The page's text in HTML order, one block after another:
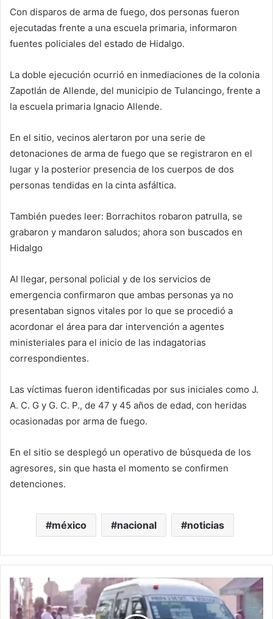
Con disparos de arma de fuego, dos personas fueron
ejecutadas frente a una escuela primaria, informaron
fuentes policiales del estado de Hidalgo.
La doble ejecución ocurrió en inmediaciones de la colonia
Zapotlán de Allende, del municipio de Tulancingo, frente a
la escuela primaria Ignacio Allende.
En el sitio, vecinos alertaron por una serie de
detonaciones de arma de fuego que se registraron en el
lugar y la posterior presencia de los cuerpos de dos
personas tendidas en la cinta asfáltica.
También puedes leer: Borrachitos robaron patrulla, se
grabaron y mandaron saludos; ahora son buscados en
Hidalgo
Al llegar, personal policial y de los servicios de
emergencia confirmaron que ambas personas ya no
presentaban signos vitales por lo que se procedió a
acordonar el área para dar intervención a agentes
ministeriales para el inicio de las indagatorias
correspondientes.
Las víctimas fueron identificadas por sus iniciales como J.
A. C. G y G. C. P., de 47 y 45 años de edad, con heridas
ocasionadas por arma de fuego.
En el sitio se desplegó un operativo de búsqueda de los
agresores, sin que hasta el momento se confirmen
detenciones.
méxico nacional noticias